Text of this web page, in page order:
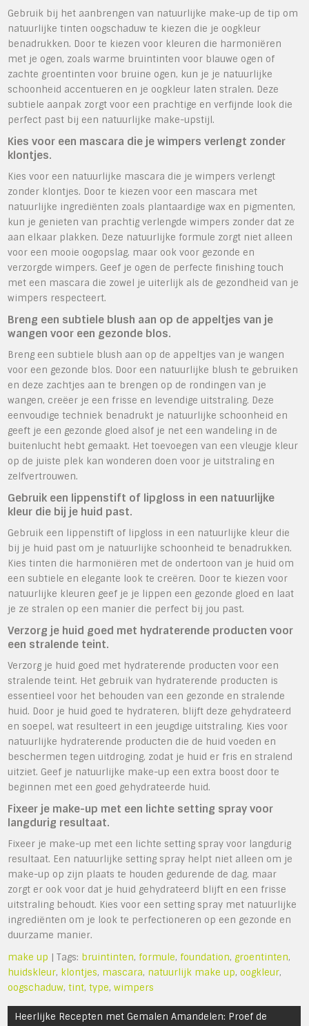
Gebruik bij het aanbrengen van natuurlijke make-up de tip om
natuurlijke tinten oogschaduw te kiezen die je oogkleur
benadrukken. Door te kiezen voor kleuren die harmoniëren
met je ogen, zoals warme bruintinten voor blauwe ogen of
zachte groentinten voor bruine ogen, kun je je natuurlijke
schoonheid accentueren en je oogkleur laten stralen. Deze
subtiele aanpak zorgt voor een prachtige en verfijnde look die
perfect past bij een natuurlijke make-upstijl.
Kies voor een mascara die je wimpers verlengt zonder
klontjes.
Kies voor een natuurlijke mascara die je wimpers verlengt
zonder klontjes. Door te kiezen voor een mascara met
natuurlijke ingrediënten zoals plantaardige wax en pigmenten,
kun je genieten van prachtig verlengde wimpers zonder dat ze
aan elkaar plakken. Deze natuurlijke formule zorgt niet alleen
voor een mooie oogopslag, maar ook voor gezonde en
verzorgde wimpers. Geef je ogen de perfecte finishing touch
met een mascara die zowel je uiterlijk als de gezondheid van je
wimpers respecteert.
Breng een subtiele blush aan op de appeltjes van je
wangen voor een gezonde blos.
Breng een subtiele blush aan op de appeltjes van je wangen
voor een gezonde blos. Door een natuurlijke blush te gebruiken
en deze zachtjes aan te brengen op de rondingen van je
wangen, creëer je een frisse en levendige uitstraling. Deze
eenvoudige techniek benadrukt je natuurlijke schoonheid en
geeft je een gezonde gloed alsof je net een wandeling in de
buitenlucht hebt gemaakt. Het toevoegen van een vleugje kleur
op de juiste plek kan wonderen doen voor je uitstraling en
zelfvertrouwen.
Gebruik een lippenstift of lipgloss in een natuurlijke
kleur die bij je huid past.
Gebruik een lippenstift of lipgloss in een natuurlijke kleur die
bij je huid past om je natuurlijke schoonheid te benadrukken.
Kies tinten die harmoniëren met de ondertoon van je huid om
een subtiele en elegante look te creëren. Door te kiezen voor
natuurlijke kleuren geef je je lippen een gezonde gloed en laat
je ze stralen op een manier die perfect bij jou past.
Verzorg je huid goed met hydraterende producten voor
een stralende teint.
Verzorg je huid goed met hydraterende producten voor een
stralende teint. Het gebruik van hydraterende producten is
essentieel voor het behouden van een gezonde en stralende
huid. Door je huid goed te hydrateren, blijft deze gehydrateerd
en soepel, wat resulteert in een jeugdige uitstraling. Kies voor
natuurlijke hydraterende producten die de huid voeden en
beschermen tegen uitdroging, zodat je huid er fris en stralend
uitziet. Geef je natuurlijke make-up een extra boost door te
beginnen met een goed gehydrateerde huid.
Fixeer je make-up met een lichte setting spray voor
langdurig resultaat.
Fixeer je make-up met een lichte setting spray voor langdurig
resultaat. Een natuurlijke setting spray helpt niet alleen om je
make-up op zijn plaats te houden gedurende de dag, maar
zorgt er ook voor dat je huid gehydrateerd blijft en een frisse
uitstraling behoudt. Kies voor een setting spray met natuurlijke
ingrediënten om je look te perfectioneren op een gezonde en
duurzame manier.
make up | Tags: bruintinten, formule, foundation,groentinten,
huidskleur, klontjes, mascara, natuurlijk make up,oogkleur,
oogschaduw,tint,type,wimpers
Bericht
Heerlijke Recepten met Gemalen Amandelen: Proef de